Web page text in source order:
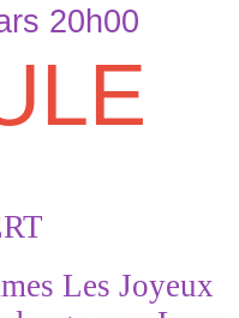
20h00
RT
Les Joyeux